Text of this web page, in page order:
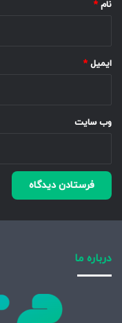
نام *
ایمیل *
وب‌ سایت
درباره ما